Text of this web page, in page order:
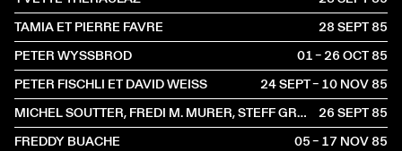
TAMIA ET PIERRE FAVRE
28 SEPT1985
PETER WYSSBROD
01 – 26 OCT1985
PETER FISCHLI ET DAVID WEISS
24 SEPT – 10 NOV1985
MICHEL SOUTTER, FREDI M. MURER, STEFF GRUBER
26 SEPT1985
FREDDY BUACHE
05 – 17 NOV1985